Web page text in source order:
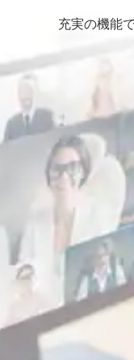
充実の機能